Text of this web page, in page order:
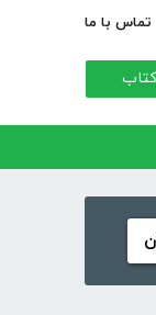
تماس با ما
کتاب